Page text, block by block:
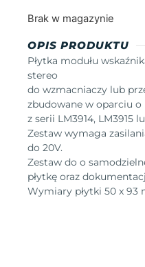
Brak w magazynie
OPIS PRODUKTU
Płytka modułu
stereo
do wzmacniaczy lub
zbudowane w oparciu o
z serii LM3914, LM3915
Zestaw wymaga
do 20V.
Zestaw do o
płytkę oraz
Wymiary płytki 50 x 93